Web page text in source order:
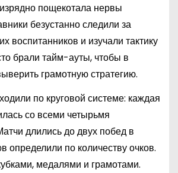
пощекотала нервы
безустанно следили за
воспитанников и изучали тактику
брали тайм-ауты, чтобы в
грамотную стратегию.
по круговой системе: каждая
со всеми четырьмя
длились до двух побед в
определили по количеству очков.
медалями и грамотами.